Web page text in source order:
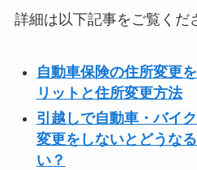
詳細は以下記事をご覧くだ
自動車保険の住所変更
リットと住所変更方法
引越しで自動車・バイ
変更をしないとどうな
い？